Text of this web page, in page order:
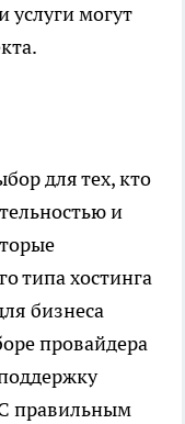
услуги могут
для тех, кто
и
типа хостинга
бизнеса
провайдера
правильным